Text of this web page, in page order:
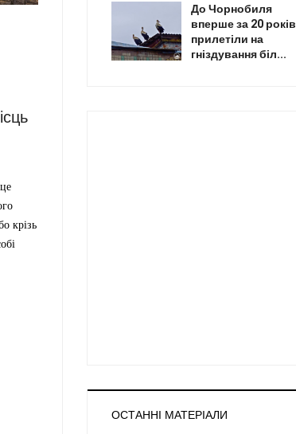
крізь
До Чорнобиля
вперше за 20 років
прилетіли на
гніздування біл...
ОСТАННІ МАТЕРІАЛИ